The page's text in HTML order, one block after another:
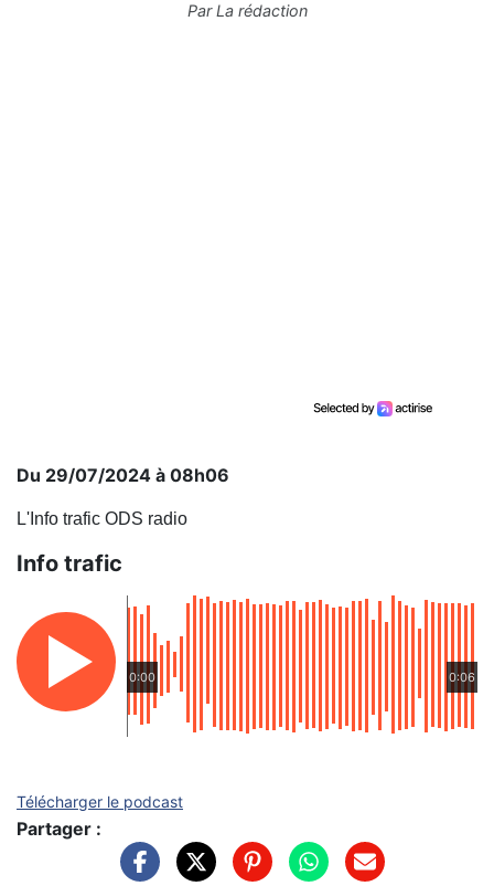
ParLa rédaction
Du 29/07/2024 à 08h06
L'Info trafic ODS radio
Info trafic
0:00 0:06
Télécharger le podcast
Partager :